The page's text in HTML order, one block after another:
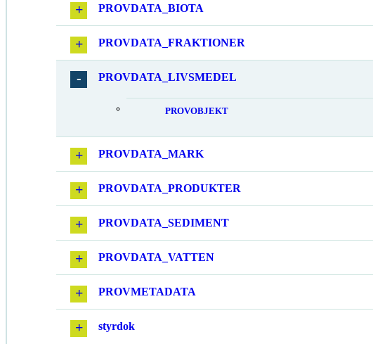
PROVDATA_BIOTA
PROVDATA_FRAKTIONER
PROVDATA_LIVSMEDEL
PROVOBJEKT
PROVDATA_MARK
PROVDATA_PRODUKTER
PROVDATA_SEDIMENT
PROVDATA_VATTEN
PROVMETADATA
styrdok